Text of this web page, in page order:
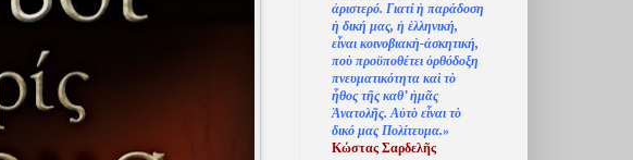
ἀριστερό. Γιατίἡ παράδοση
ἡ δική μας, ἡ ἑλληνική,
εἶναι κοινοβιακὴ-ἀσκητική,
ποὺ προϋποθέτει ὀρθόδοξη
πνευματικότητα καὶ τὸ
ἦθος τῆς καθ’ἠμᾶς
Ἀνατολῆς. Αὐτὸ εἶναι τὸ
δικό μας Πολίτευμα.»
Κώστας Σαρδελῆς